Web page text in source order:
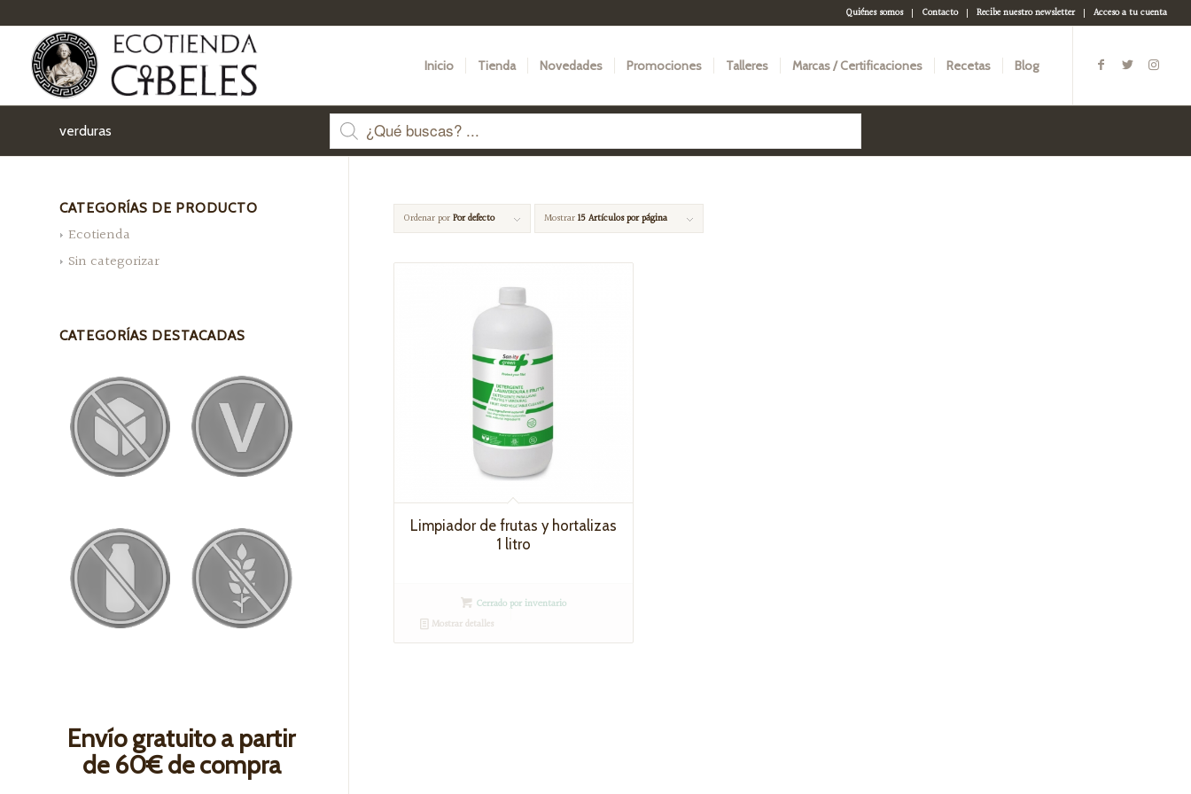
Quiénes somos Contacto Recibe nuestro newsletter Acceso a tu cuenta
Inicio Tienda Novedades Promociones Talleres Marcas / Certificaciones Recetas Blog
verduras
Ordenar porPor defecto Mostrar15 Artículos por página
Limpiador de frutas y hortalizas
1 litro
Cerrado por inventario
Mostrar detalles
CATEGORÍAS DE PRODUCTO
Ecotienda
Sin categorizar
CATEGORÍAS DESTACADAS
Envío gratuito a partir
de 60€ de compra